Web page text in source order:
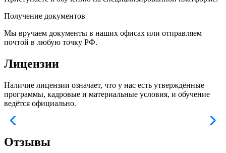
Получение документов
Мы вручаем документы в наших офисах или отправляем
почтой в любую точку РФ.
Лицензии
Наличие лицензии означает, что у нас есть утверждённые
программы, кадровые и материальные условия, и обучение
ведётся официально.
Отзывы